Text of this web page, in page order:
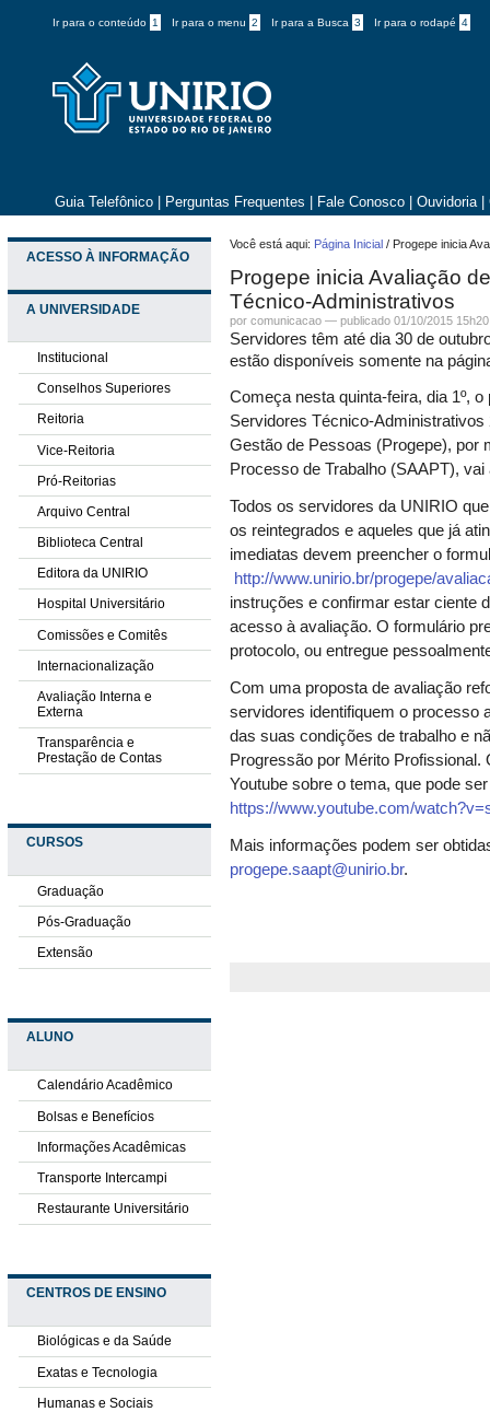
Ir para o conteúdo 1 Ir para o menu 2 Ir para a Busca 3 Ir para o rodapé 4
Guia Telefônico Perguntas Frequentes Fale Conosco Ouvidoria
ACESSO À INFORMAÇÃO
A UNIVERSIDADE
Institucional
Conselhos Superiores
Reitoria
Vice-Reitoria
Pró-Reitorias
Arquivo Central
Biblioteca Central
Editora da UNIRIO
Hospital Universitário
Comissões e Comitês
Internacionalização
Avaliação Interna e
Externa
Transparência e
Prestação de Contas
CURSOS
Graduação
Pós-Graduação
Extensão
ALUNO
Calendário Acadêmico
Bolsas e Benefícios
Informações Acadêmicas
Transporte Intercampi
Restaurante Universitário
CENTROS DE ENSINO
Biológicas e da Saúde
Exatas e Tecnologia
Humanas e Sociais
Você está aqui: Página Inicial / Progepe inicia
Progepe inicia Avaliação
Técnico-Administrativos
por comunicacao —publicado 01/10/2015
Servidores têm até dia 30 de
estão disponíveis somente na
Começa nesta quinta-feira, dia 1º,
Servidores Técnico-
Gestão de Pessoas (Progepe), por
Processo de Trabalho (SAAPT), vai
Todos os servidores da UNIRIO
os reintegrados e aqueles que já
imediatas devem preencher o
http://www.unirio.br/progepe/
instruções e confirmar estar ciente
acesso à avaliação. O formulário
protocolo, ou entregue
Com uma proposta de avaliação
servidores identifiquem o processo
das suas condições de trabalho e
Progressão por Mérito
Youtube sobre o tema, que pode
https://www.youtube.com/
Mais informações podem ser
progepe.saapt@unirio.br.